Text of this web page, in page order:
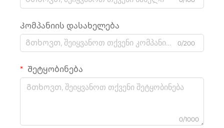
Კომპანიის დასახელება
0/200
Შეტყობინება
0/1000